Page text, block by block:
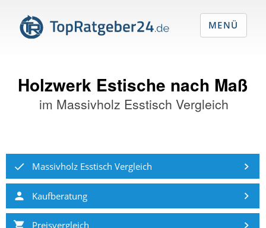
Holzwerk Estische nach Maß
im Massivholz Esstisch Vergleich
Massivholz Esstisch Vergleich
Kaufberatung
Preisvergleich
MENÜ